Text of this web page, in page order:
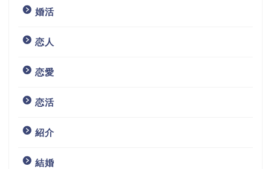
婚活
恋人
恋愛
恋活
紹介
結婚